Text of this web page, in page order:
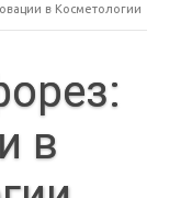
в Косметологии
в